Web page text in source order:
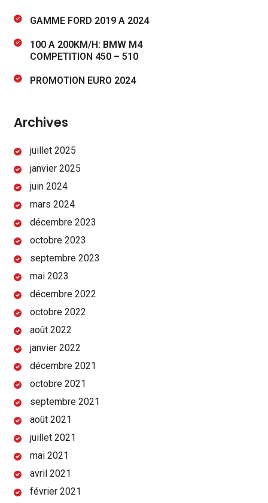
GAMME FORD 2019 A 2024
100 A 200KM/H: BMW M4
COMPETITION 450 – 510
PROMOTION EURO 2024
Archives
juillet 2025
janvier 2025
juin 2024
mars 2024
décembre 2023
octobre 2023
septembre 2023
mai 2023
décembre 2022
octobre 2022
août 2022
janvier 2022
décembre 2021
octobre 2021
septembre 2021
août 2021
juillet 2021
mai 2021
avril 2021
février 2021